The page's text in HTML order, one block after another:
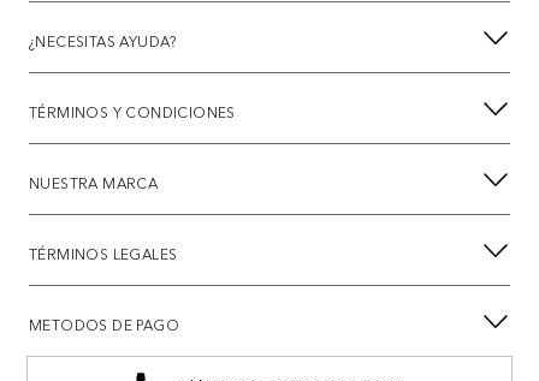
¿NECESITAS AYUDA?
TÉRMINOS Y CONDICIONES
NUESTRA MARCA
TÉRMINOS LEGALES
METODOS DE PAGO